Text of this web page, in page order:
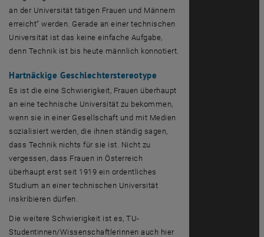
an der Universität tätigen Frauen und Männern
erreicht“ werden. Gerade an einer technischen
Universität ist das keine einfache Aufgabe,
denn Technik ist bis heute männlich konnotiert.
Hartnäckige Geschlechterstereotype
Es ist die eine Schwierigkeit, Frauen überhaupt
an eine technische Universität zu bekommen,
wenn sie in einer Gesellschaft und mit Medien
sozialisiert werden, die ihnen ständig sagen,
dass Technik nichts für sie ist. Nicht zu
vergessen, dass Frauen in Österreich
überhaupt erst seit 1919 ein ordentliches
Studium an einer technischen Universität
inskribieren dürfen.
Die weitere Schwierigkeit ist es, TU-
Studentinnen/Wissenschaftlerinnen auch hier